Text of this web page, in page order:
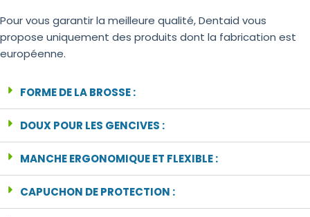
Pour vous garantir la meilleure qualité, Dentaid vous
propose uniquement des produits dont la fabrication est
européenne.
FORME DE LA BROSSE :
DOUX POUR LES GENCIVES :
MANCHE ERGONOMIQUE ET FLEXIBLE :
CAPUCHON DE PROTECTION :